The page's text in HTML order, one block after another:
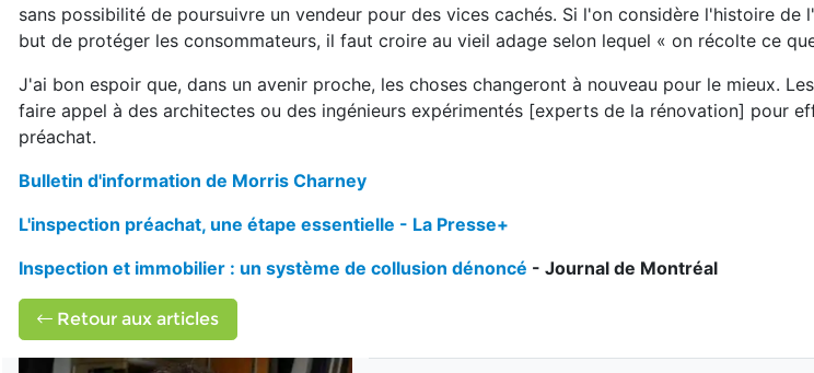
sans possibilité de poursuivre un vendeur pour des vices cachés. Si l'on considère l'histoire de
but de protéger les consommateurs, il faut croire au vieil adage selon lequel « on récolte ce
J'ai bon espoir que, dans un avenir proche, les choses changeront à nouveau pour le mieux.
faire appel à des architectes ou des ingénieurs expérimentés [experts de la rénovation] pour
préachat.
Bulletin d'information de Morris Charney
L'inspection préachat, une étape essentielle - La Presse+
Inspection et immobilier : un système de collusion dénoncé - Journal de Montréal
Retour aux articles